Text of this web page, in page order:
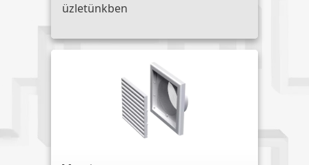
üzletünkben